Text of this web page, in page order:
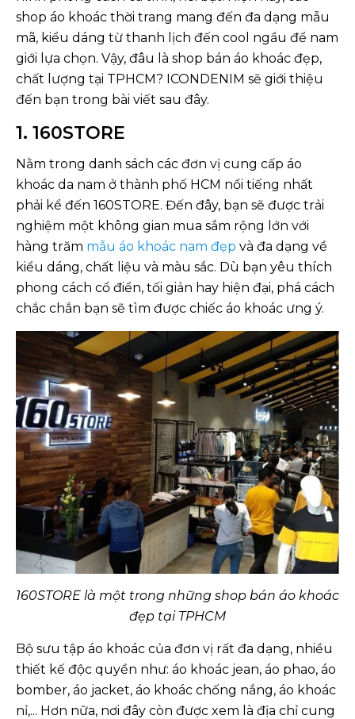
shop áo khoác thời trang mang đến đa dạng mẫu
mã, kiểu dáng từ thanh lịch đến cool ngầu để nam
giới lựa chọn. Vậy, đâu là shop bán áo khoác đẹp,
chất lượng tại TPHCM? ICONDENIM sẽ giới thiệu
đến bạn trong bài viết sau đây.
1. 160STORE
Nằm trong danh sách các đơn vị cung cấp áo
khoác da nam ở thành phố HCM nổi tiếng nhất
phải kể đến 160STORE. Đến đây, bạn sẽ được trải
nghiệm một không gian mua sắm rộng lớn với
hàng trăm mẫu áo khoác nam đẹp và đa dạng về
kiểu dáng, chất liệu và màu sắc. Dù bạn yêu thích
phong cách cổ điển, tối giản hay hiện đại, phá cách
chắc chắn bạn sẽ tìm được chiếc áo khoác ưng ý.
160STORE là một trong những shop bán áo khoác
đẹp tại TPHCM
Bộ sưu tập áo khoác của đơn vị rất đa dạng, nhiều
thiết kế độc quyền như: áo khoác jean, áo phao, áo
bomber, áo jacket, áo khoác chống nắng, áo khoác
nỉ,... Hơn nữa, nơi đây còn được xem là địa chỉ cung